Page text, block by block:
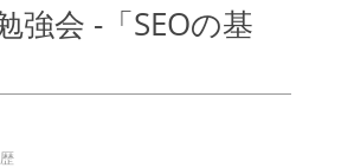
強会 -「SEOの基